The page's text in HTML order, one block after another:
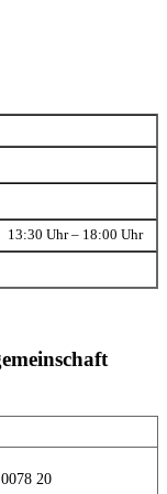
13:30 Uhr – 18:00 Uhr
20